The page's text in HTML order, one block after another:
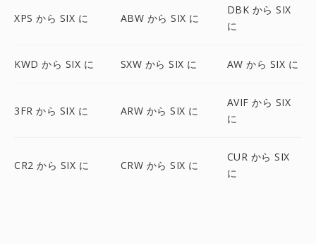
XPS から SIX に ABW から SIX に
DBK から SIX
に
KWD から SIX に SXW から SIX に AW から SIX に
3FR から SIX に ARW から SIX に
AVIF から SIX
に
CR2 から SIX に CRW から SIX に
CUR から SIX
に